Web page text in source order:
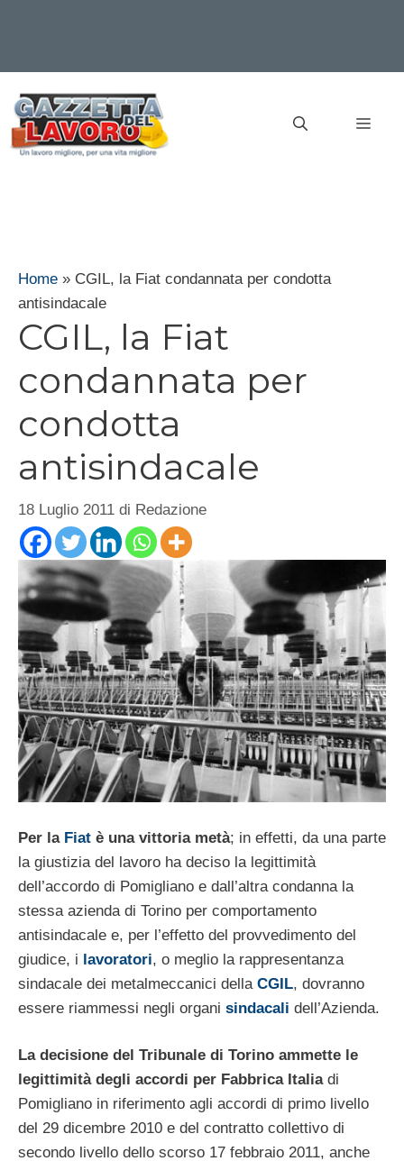
contenuto
Home » CGIL, la Fiat condannata per condotta
antisindacale
CGIL, la Fiat
condannata per
condotta
antisindacale
18 Luglio 2011 di Redazione
Per la Fiat è una vittoria metà; in effetti, da una parte
la giustizia del lavoro ha deciso la legittimità
dell’accordo di Pomigliano e dall’altra condanna la
stessa azienda di Torino per comportamento
antisindacale e, per l’effetto del provvedimento del
giudice, i lavoratori, o meglio la rappresentanza
sindacale dei metalmeccanici della CGIL, dovranno
essere riammessi negli organi sindacali dell’Azienda.
La decisione del Tribunale di Torino ammette le
legittimità degli accordi per Fabbrica Italiadi
Pomigliano in riferimento agli accordi di primo livello
del 29 dicembre 2010 e del contratto collettivo di
secondo livello dello scorso 17 febbraio 2011, anche